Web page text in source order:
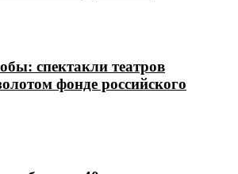
спектакли театров
фонде российского